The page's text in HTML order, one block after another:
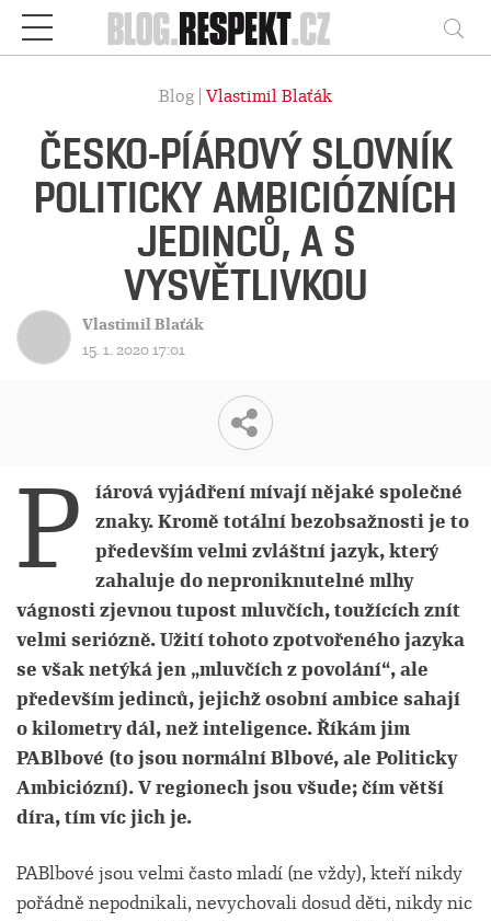
Respekt
Blog | Vlastimil Blaťák
ČESKO-PÍÁROVÝ SLOVNÍK
POLITICKY AMBICIÓZNÍCH
JEDINCŮ, A S
VYSVĚTLIVKOU
Vlastimil Blaťák
15. 1. 2020 17:01
P
íárová vyjádření mívají nějaké společné
znaky. Kromě totální bezobsažnosti je to
především velmi zvláštní jazyk, který
zahaluje do neproniknutelné mlhy
vágnosti zjevnou tupost mluvčích, toužících znít
velmi seriózně. Užití tohoto zpotvořeného jazyka
se však netýká jen „mluvčích z povolání“, ale
především jedinců, jejichž osobní ambice sahají
o kilometry dál, než inteligence. Říkám jim
PABlbové (to jsou normální Blbové, ale Politicky
Ambiciózní). V regionech jsou všude; čím větší
díra, tím víc jich je.
PABlbové jsou velmi často mladí (ne vždy), kteří nikdy
pořádně nepodnikali, nevychovali dosud děti, nikdy nic